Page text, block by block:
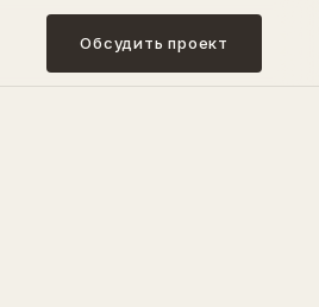
Обсудить проект